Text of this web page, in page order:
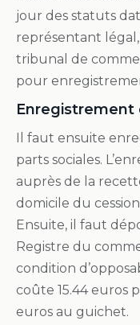
jour des statuts
représentant
tribunal de
pour
Enregistrement
Il faut ensuite
parts sociales.
auprès de la
domicile du
Ensuite, il faut
Registre du
condition
coûte 15.44 euros
euros au guichet.